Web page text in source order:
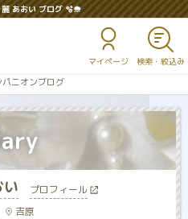
麗 あおい ブログ 🫧🌨
マイページ
パニオンブログ
い
プロフィール
吉原